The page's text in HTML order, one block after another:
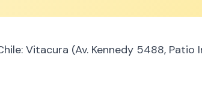
Vitacura (Av. Kennedy 5488, Patio